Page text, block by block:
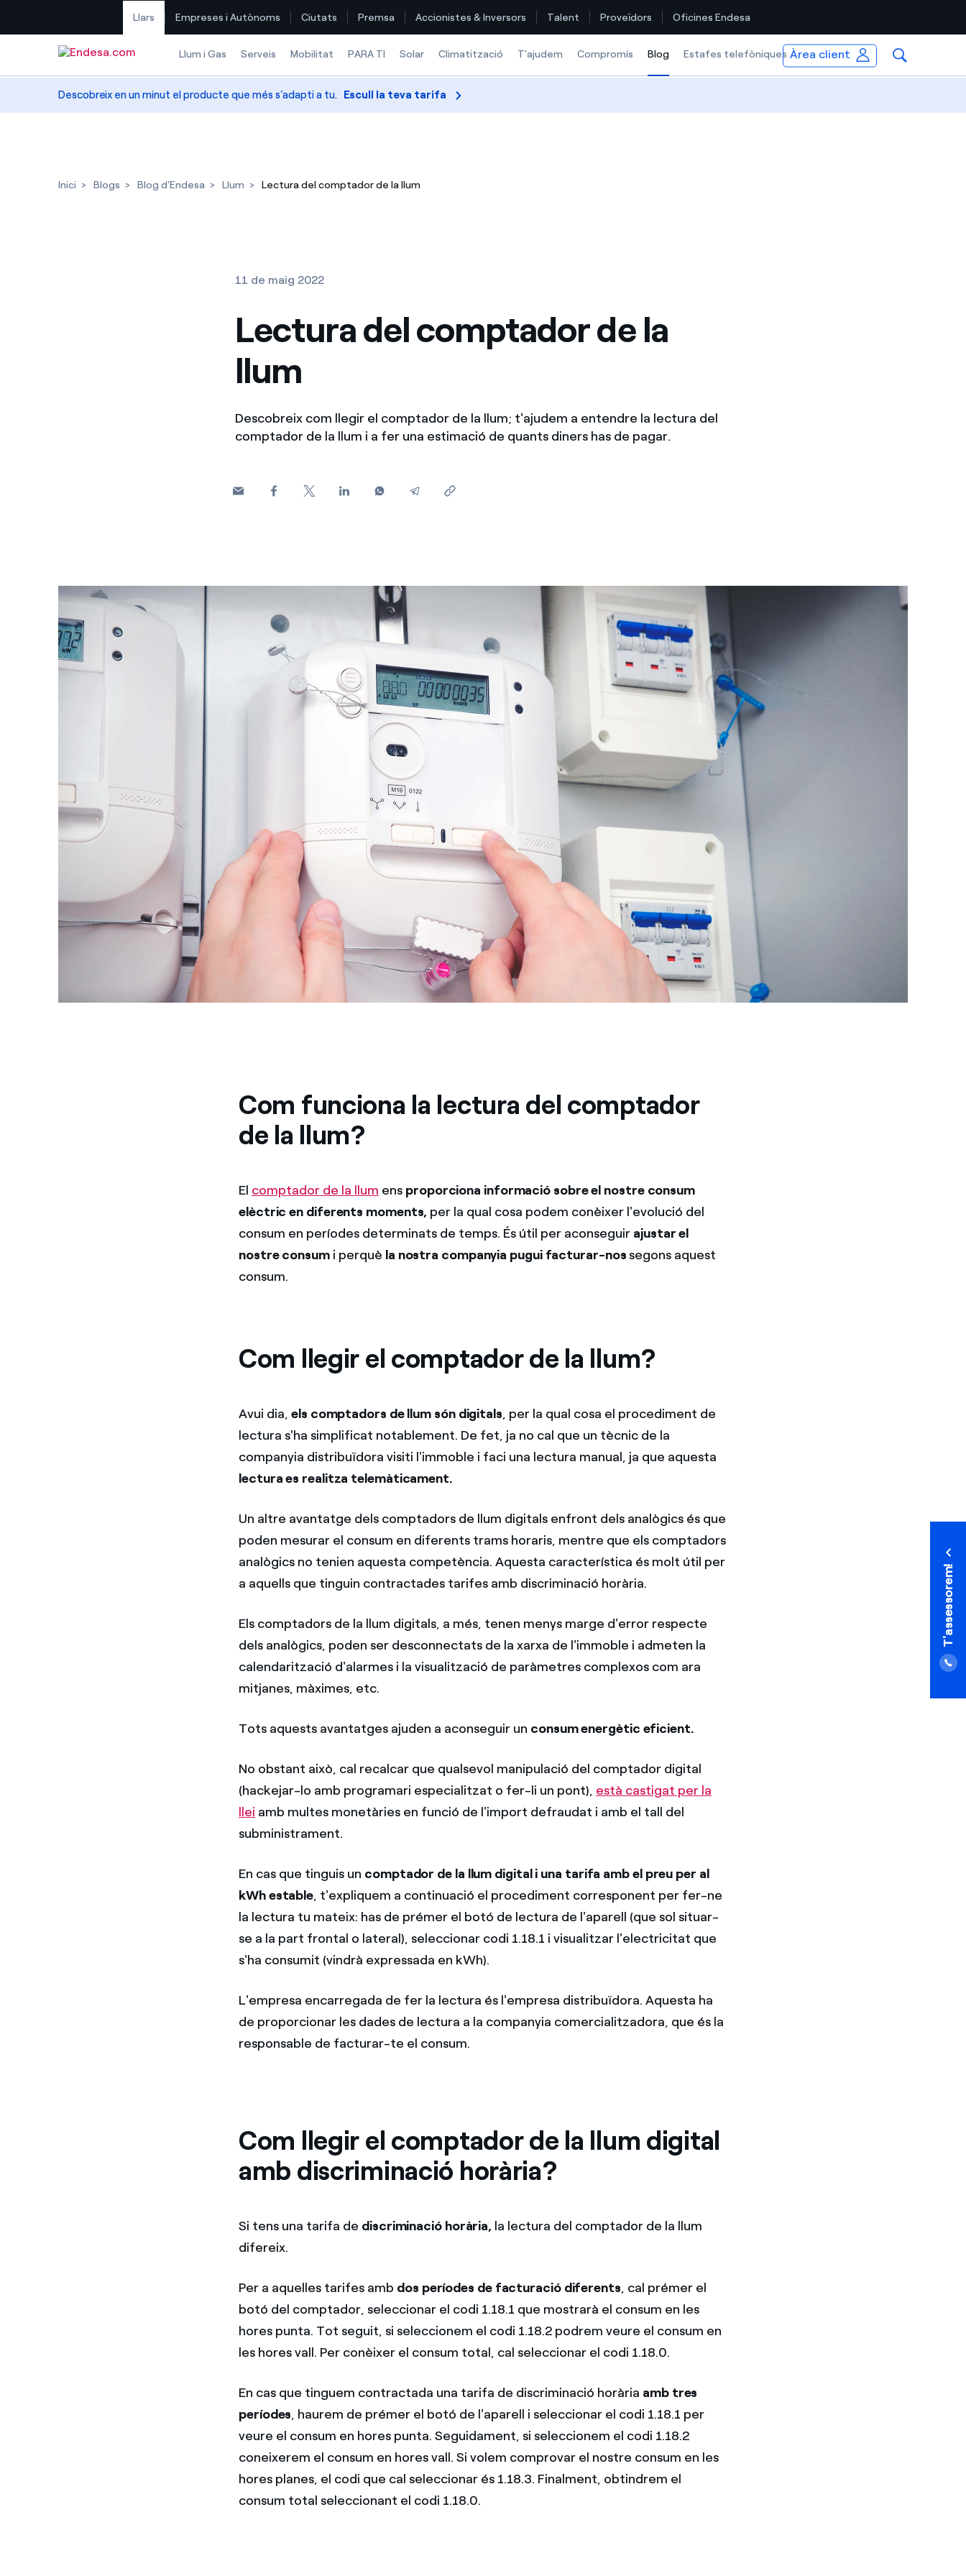
Llars Empreses i Autònoms Ciutats Premsa Accionistes & Inversors Talent Proveïdors Oficines Endesa
Llum i Gas Serveis Mobilitat PARA TI Solar Climatització T'ajudem Compromís Blog Selected item
Estafes telefòniques Àrea client
Ofertes per a autònoms i Pymes
Descobreix en un minut el producte que més s'adapti a tu. Escull la teva tarifa
Inici Blogs Blog d'Endesa Llum Lectura del comptador de la llum
11 de maig 2022
Lectura del comptador de la
llum
Descobreix com llegir el comptador de la llum; t'ajudem a entendre la lectura del
comptador de la llum i a fer una estimació de quants diners has de pagar.
Com funciona la lectura del comptador
de la llum?
El comptador de la llum ens proporciona informació sobre el nostre consum
elèctric en diferents moments, per la qual cosa podem conèixer l'evolució del
consum en períodes determinats de temps. És útil per aconseguir ajustar el
nostre consumi perquè la nostra companyia pugui facturar-nossegons aquest
consum.
Com llegir el comptador de la llum?
Avui dia,els comptadors de llum són digitals, per la qual cosa el procediment de
lectura s'ha simplificat notablement. De fet, ja no cal que un tècnic de la
companyia distribuïdora visiti l'immoble i faci una lectura manual, ja que aquesta
lectura es realitza telemàticament.
Un altre avantatge dels comptadors de llum digitals enfront dels analògics és que
poden mesurar el consum en diferents trams horaris, mentre que els comptadors
analògics no tenien aquesta competència. Aquesta característica és molt útil per
a aquells que tinguin contractades tarifes amb discriminació horària.
Els comptadors de la llum digitals, a més, tenen menys marge d'error respecte
dels analògics, poden ser desconnectats de la xarxa de l'immoble i admeten la
calendarització d'alarmes i la visualització de paràmetres complexos com ara
mitjanes, màximes, etc.
Tots aquests avantatges ajuden a aconseguir un consum energètic eficient.
No obstant això, cal recalcar que qualsevol manipulació del comptador digital
(hackejar-lo amb programari especialitzat o fer-li un pont), està castigat per la
llei amb multes monetàries en funció de l'import defraudat i amb el tall del
subministrament.
En cas que tinguis un comptador de la llum digital i una tarifa amb el preu per al
kWh estable, t'expliquem a continuació el procediment corresponent per fer-ne
la lectura tu mateix: has de prémer el botó de lectura de l'aparell (que sol situar-
se a la part frontal o lateral), seleccionar codi 1.18.1 i visualitzar l'electricitat que
s'ha consumit (vindrà expressada en kWh).
L'empresa encarregada de fer la lectura és l'empresa distribuïdora. Aquesta ha
de proporcionar les dades de lectura a la companyia comercialitzadora, que és la
responsable de facturar-te el consum.
Com llegir el comptador de la llum digital
amb discriminació horària?
Si tens una tarifa de discriminació horària, la lectura del comptador de la llum
difereix.
Per a aquelles tarifes amb dos períodes de facturació diferents, cal prémer el
botó del comptador, seleccionar el codi 1.18.1 que mostrarà el consum en les
hores punta. Tot seguit, si seleccionem el codi 1.18.2 podrem veure el consum en
les hores vall. Per conèixer el consum total, cal seleccionar el codi 1.18.0.
En cas que tinguem contractada una tarifa de discriminació horària amb tres
períodes, haurem de prémer el botó de l'aparell i seleccionar el codi 1.18.1 per
veure el consum en hores punta. Seguidament, si seleccionem el codi 1.18.2
coneixerem el consum en hores vall. Si volem comprovar el nostre consum en les
hores planes, el codi que cal seleccionar és 1.18.3. Finalment, obtindrem el
consum total seleccionant el codi 1.18.0.
T'assessorem!
T'assessorem!